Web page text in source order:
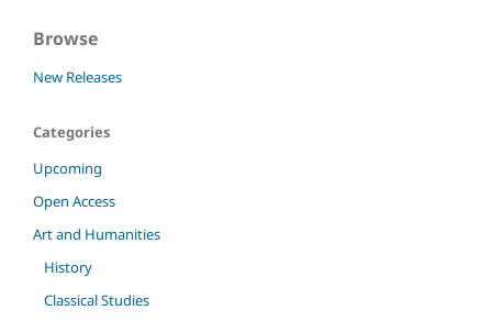
Browse
New Releases
Categories
Upcoming
Open Access
Art and Humanities
History
Classical Studies